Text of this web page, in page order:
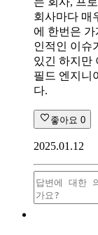
회사마다 매
에 한번은
인적인 이슈
있긴 하지만
필드 엔지니
다.
좋아요 0
2025.01.12